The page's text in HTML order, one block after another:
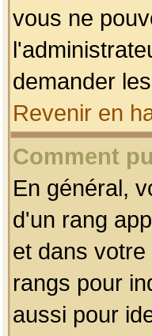
vous ne
demander
Revenir en
Comment
En général,
d'un rang
et dans
rangs pour
aussi pour